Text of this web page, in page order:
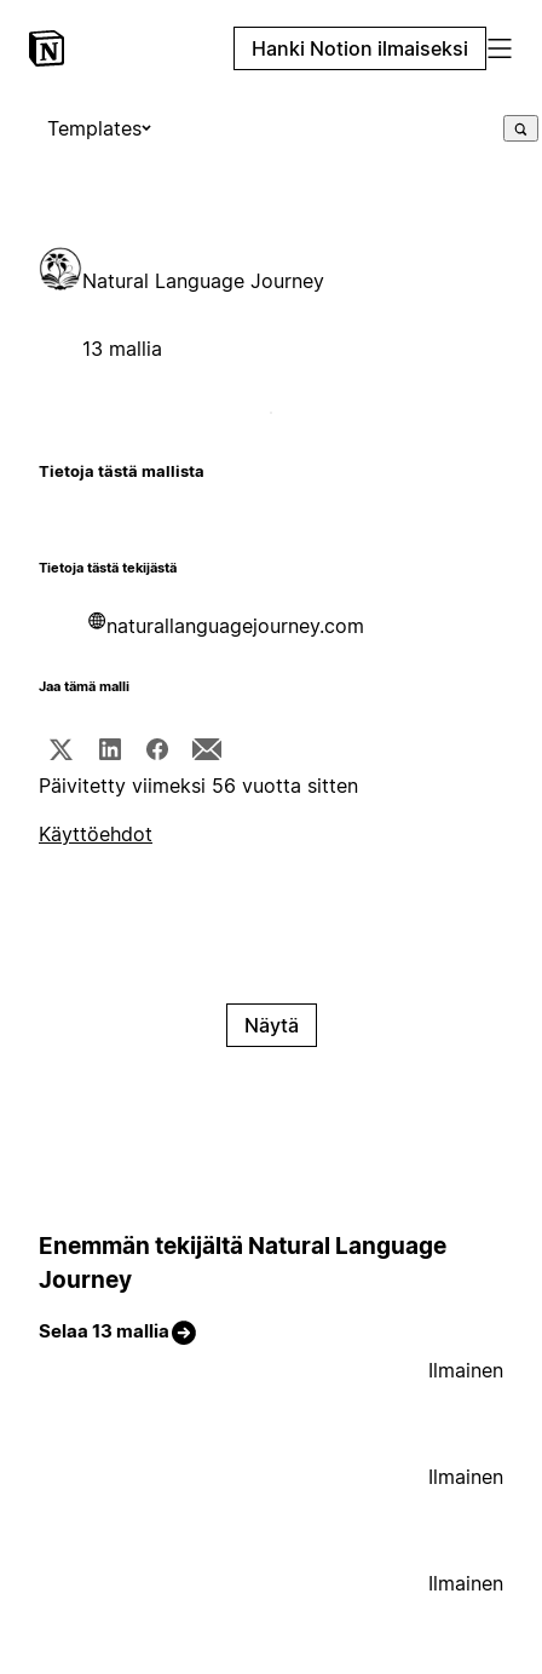
Hanki Notion ilmaiseksi
Templates
Natural Language Journey
13 mallia
Tietoja tästä mallista
Tietoja tästä tekijästä
naturallanguagejourney.com
Jaa tämä malli
Päivitetty viimeksi 56 vuotta sitten
Käyttöehdot
Näytä
Enemmän tekijältä Natural Language
Journey
Selaa 13 mallia
Ilmainen
Ilmainen
Ilmainen